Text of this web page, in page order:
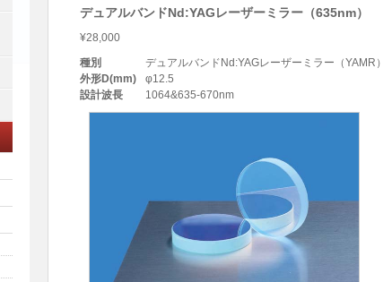
デュアルバンドNd:YAGレーザーミラー（635nm）
¥28,000
種別
デュアルバンドNd:YAGレーザーミラー（YAMR）
外形D(mm)
φ12.5
設計波長
1064&635-670nm